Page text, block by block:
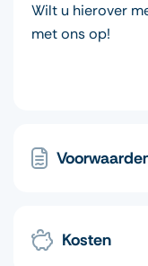
Wilt u hierover
met ons op!
Kosten